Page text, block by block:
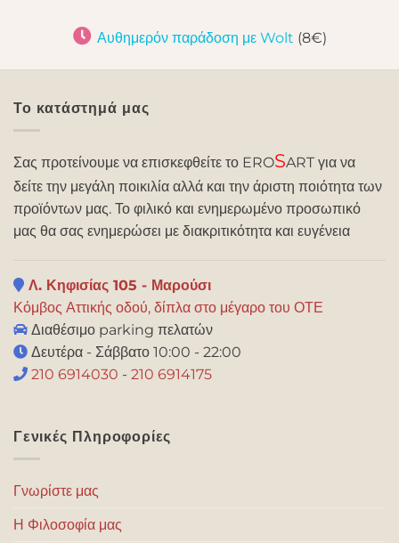
Αυθημερόν παράδοση με Wolt (8€)
Το κατάστημά μας
Σας προτείνουμε να επισκεφθείτε το EROSART για να
δείτε την μεγάλη ποικιλία αλλά και την άριστη ποιότητα των
προϊόντων μας. Το φιλικό και ενημερωμένο προσωπικό
μας θα σας ενημερώσει με διακριτικότητα και ευγένεια
Λ. Κηφισίας 105 - Μαρούσι
Κόμβος Αττικής οδού, δίπλα στο μέγαρο του ΟΤΕ
Διαθέσιμο parking πελατών
Δευτέρα - Σάββατο 10:00 - 22:00
210 6914030 - 210 6914175
Γενικές Πληροφορίες
Γνωρίστε μας
Η Φιλοσοφία μας